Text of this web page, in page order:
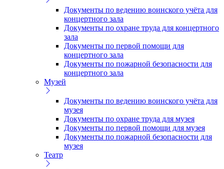
Документы по ведению воинского учёта для
концертного зала
Документы по охране труда для концертного
зала
Документы по первой помощи для
концертного зала
Документы по пожарной безопасности для
концертного зала
Музей
Документы по ведению воинского учёта для
музея
Документы по охране труда для музея
Документы по первой помощи для музея
Документы по пожарной безопасности для
музея
Театр